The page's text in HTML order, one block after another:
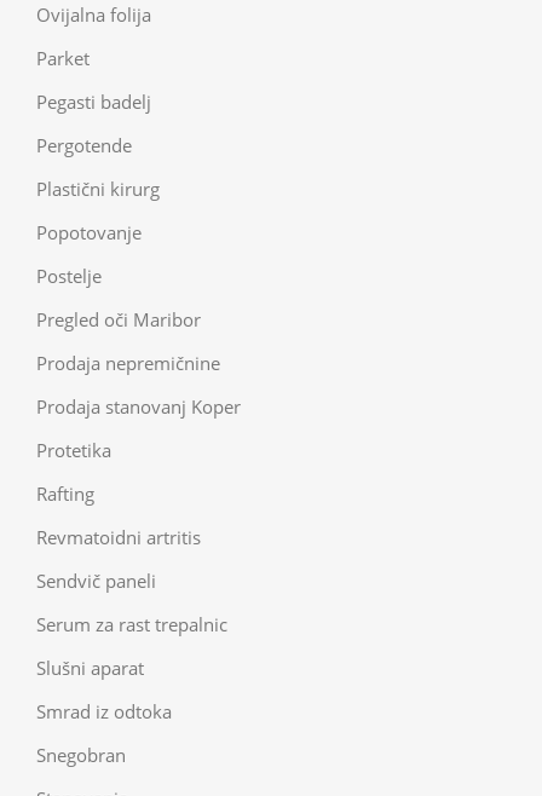
Ovijalna folija
Parket
Pegasti badelj
Pergotende
Plastični kirurg
Popotovanje
Postelje
Pregled oči Maribor
Prodaja nepremičnine
Prodaja stanovanj Koper
Protetika
Rafting
Revmatoidni artritis
Sendvič paneli
Serum za rast trepalnic
Slušni aparat
Smrad iz odtoka
Snegobran